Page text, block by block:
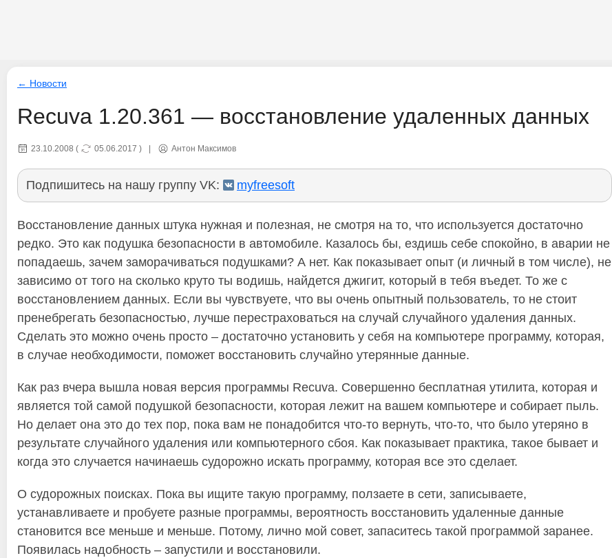
← Новости
Recuva 1.20.361 — восстановление удаленных данных
23.10.2008 ( 05.06.2017 ) Антон Максимов
Подпишитесь на нашу группу VK: myfreesoft
Восстановление данных штука нужная и полезная, не смотря на то, что используется достаточно
редко. Это как подушка безопасности в автомобиле. Казалось бы, ездишь себе спокойно, в аварии не
попадаешь, зачем заморачиваться подушками? А нет. Как показывает опыт (и личный в том числе), не
зависимо от того на сколько круто ты водишь, найдется джигит, который в тебя въедет. То же с
восстановлением данных. Если вы чувствуете, что вы очень опытный пользователь, то не стоит
пренебрегать безопасностью, лучше перестраховаться на случай случайного удаления данных.
Сделать это можно очень просто – достаточно установить у себя на компьютере программу, которая,
в случае необходимости, поможет восстановить случайно утерянные данные.
Как раз вчера вышла новая версия программы Recuva. Совершенно бесплатная утилита, которая и
является той самой подушкой безопасности, которая лежит на вашем компьютере и собирает пыль.
Но делает она это до тех пор, пока вам не понадобится что-то вернуть, что-то, что было утеряно в
результате случайного удаления или компьютерного сбоя. Как показывает практика, такое бывает и
когда это случается начинаешь судорожно искать программу, которая все это сделает.
О судорожных поисках. Пока вы ищите такую программу, ползаете в сети, записываете,
устанавливаете и пробуете разные программы, вероятность восстановить удаленные данные
становится все меньше и меньше. Потому, лично мой совет, запаситесь такой программой заранее.
Появилась надобность – запустили и восстановили.